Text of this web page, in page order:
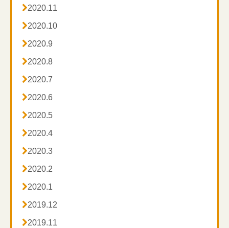
2020.11
2020.10
2020.9
2020.8
2020.7
2020.6
2020.5
2020.4
2020.3
2020.2
2020.1
2019.12
2019.11